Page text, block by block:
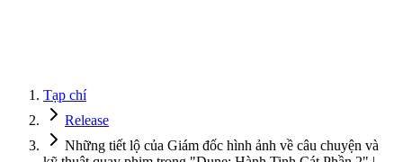
Tạp chí
Release
Những tiết lộ của Giám đốc hình ảnh về câu chuyện và